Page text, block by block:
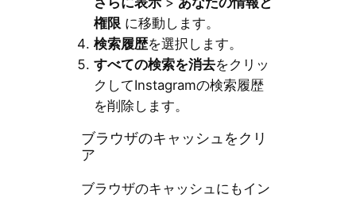
権限 に移動します。
検索履歴を選択します。
すべての検索を消去をクリッ
クしてInstagramの検索履歴
を削除します。
ブラウザのキャッシュをクリ
ア
ブラウザのキャッシュにもイン